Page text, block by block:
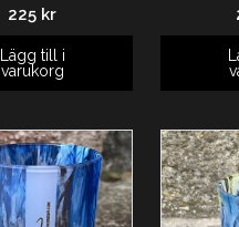
225 kr
Lägg till i
varukorg